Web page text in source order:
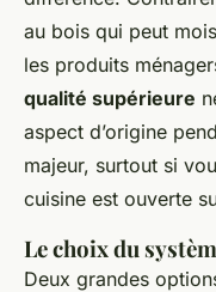
au bois qui peut
les produits
qualité supérieure
aspect d’origine
majeur, surtout si
cuisine est ouverte
Le choix du
Deux grandes